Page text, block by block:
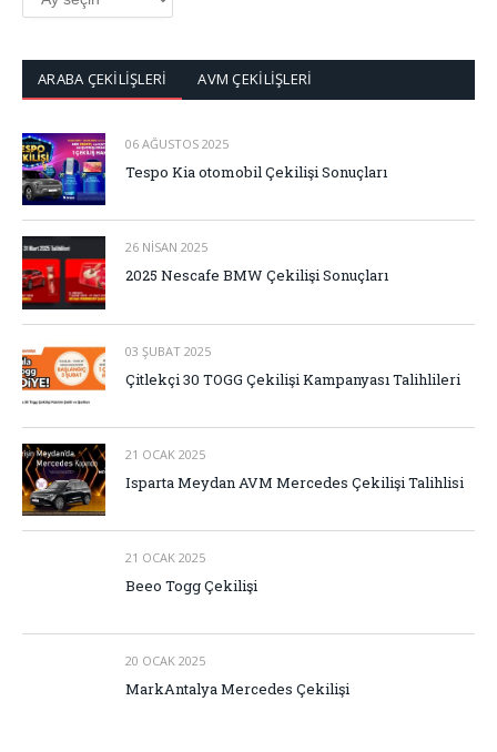
ARABA ÇEKİLİŞLERİ AVM ÇEKİLİŞLERİ
06 AĞUSTOS 2025
Tespo Kia otomobil Çekilişi Sonuçları
26 NISAN 2025
2025 Nescafe BMW Çekilişi Sonuçları
03 ŞUBAT 2025
Çitlekçi 30 TOGG Çekilişi Kampanyası Talihlileri
21 OCAK 2025
Isparta Meydan AVM Mercedes Çekilişi Talihlisi
21 OCAK 2025
Beeo Togg Çekilişi
20 OCAK 2025
MarkAntalya Mercedes Çekilişi